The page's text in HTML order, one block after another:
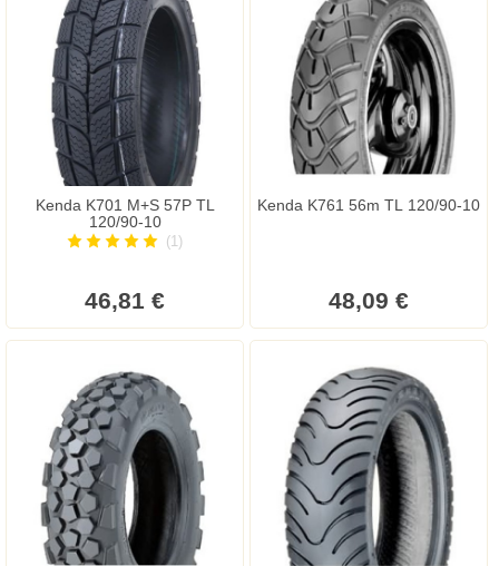
Kenda K701 M+S 57P TL
120/90-10
(1)
46,81 €
Kenda K761 56m TL 120/90-10
48,09 €